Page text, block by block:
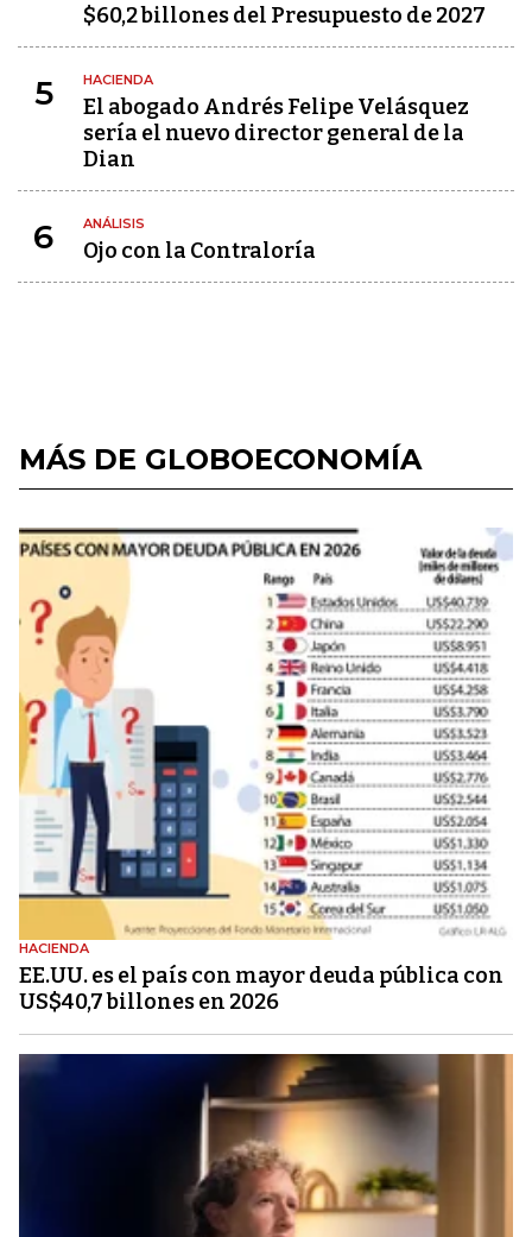
$60,2 billones del Presupuesto de 2027
5 HACIENDA
El abogado Andrés Felipe Velásquez
sería el nuevo director general de la
Dian
6 ANÁLISIS
Ojo con la Contraloría
MÁS DE GLOBOECONOMÍA
HACIENDA
EE.UU. es el país con mayor deuda pública con
US$40,7 billones en 2026